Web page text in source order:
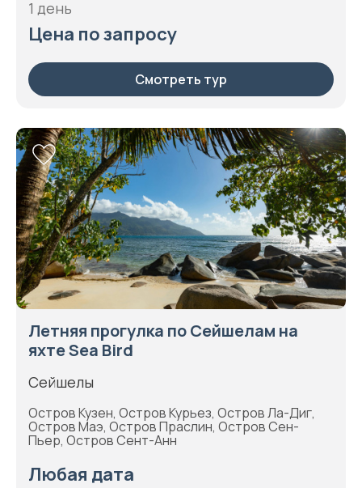
1 день
Цена по запросу
Смотреть тур
Летняя прогулка по Сейшелам на
яхте Sea Bird
Сейшелы
Остров Кузен, Остров Курьез, Остров Ла-Диг,
Остров Маэ, Остров Праслин, Остров Сен-
Пьер, Остров Сент-Анн
Любая дата